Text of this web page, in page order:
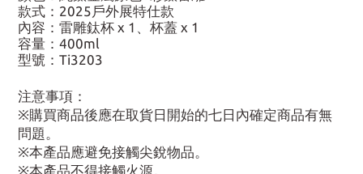
款式：2025戶外展特仕款
內容：雷雕鈦杯 x 1、杯蓋 x 1
容量：400ml
型號：Ti3203
注意事項：
※購買商品後應在取貨日開始的七日內確定商品有無
問題。
※本產品應避免接觸尖銳物品。
※本產品不得接觸火源。